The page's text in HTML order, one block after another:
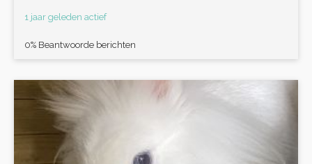
1 jaar geleden actief
0% Beantwoorde berichten